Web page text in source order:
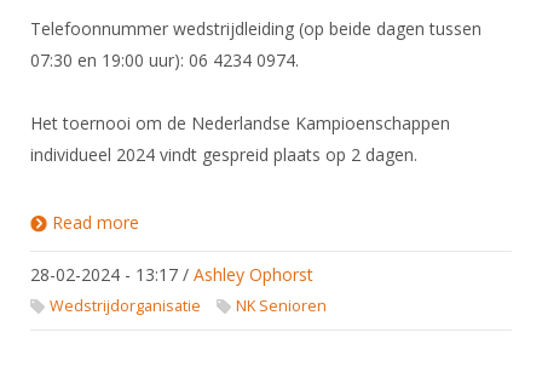
Alle Verenigingen
Verenigingsondersteuning
Oprichting Vereniging
Overschrijven leden
Veteranenwedstrijden
Wedstrijdorganisatie
Nieuws
Scheidsrechterslijst
Import inschrijvingen uit Nahouw
Verwerk wedstrijduitslagen
Scheidsrechter Documentatie
Tuchtzaken
Archief
Infotheek
Bibliotheek
Telefoonnummer wedstrijdleiding (op beide dagen tussen
07:30 en 19:00 uur): 06 4234 0974.
Het toernooi om de Nederlandse Kampioenschappen
individueel 2024 vindt gespreid plaats op 2 dagen.
Read more
28-02-2024 - 13:17 / Ashley Ophorst
Wedstrijdorganisatie NK Senioren